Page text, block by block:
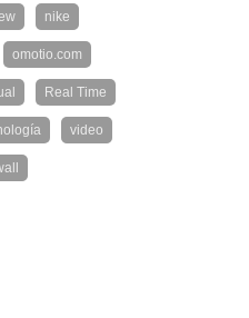
nike
omotio.com
Real Time
video